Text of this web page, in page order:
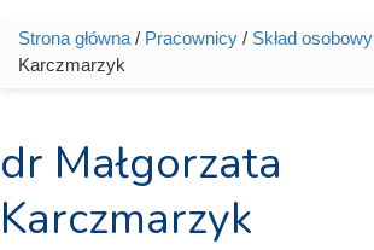
Jesteś tutaj
Strona główna / Pracownicy / Skład osobowy
Karczmarzyk
dr Małgorzata
Karczmarzyk